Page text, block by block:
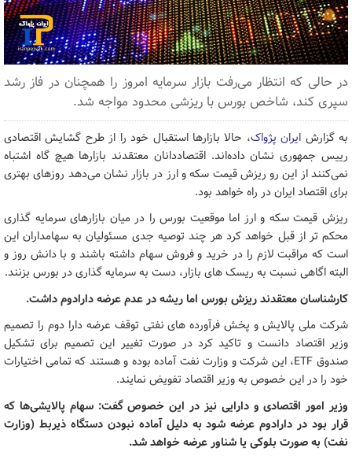
در حالی که انتظار می‌رفت بازار سرمایه امروز را همچنان در فاز رشد
سپری کند، شاخص بورس با ریزشی محدود مواجه شد.
به گزارش ایران پژواک، حالا بازارها استقبال خود را از طرح گشایش اقتصادی
رییس جمهوری نشان داده‌اند. اقتصاددانان معتقدند بازارها هیچ گاه اشتباه
نمی‌کنند از این رو ریزش قیمت سکه و ارز در بازار نشان می‌دهد روزهای بهتری
برای اقتصاد ایران در راه خواهد بود.
ریزش قیمت سکه و ارز اما موقعیت بورس را در میان بازارهای سرمایه گذاری
محکم تر از قبل خواهد کرد هر چند توصیه جدی مسئولیان به سهامداران این
است که مراقبت لازم را در خرید و فروش سهام داشته باشند و با دانش روز و
البته اگاهی نسبت به ریسک های بازار، دست به سرمایه گذاری در بورس بزنند.
کارشناسان معتقدند ریزش بورس اما ریشه در عدم عرضه دارادوم داشت.
شرکت ملی پالایش و پخش فرآورده های نفتی توقف عرضه دارا دوم را تصمیم
وزیر اقتصاد دانست و تاکید کرد در صورت تغییر این تصمیم برای تشکیل
صندوق ETF، این شرکت و وزارت نفت آماده بوده و هستند که تمامی اختیارات
خود را در این خصوص به وزیر اقتصاد تفویض نمایند.
وزیر امور اقتصادی و دارایی نیز در این خصوص گفت: سهام پالایشی‌ها که
قرار بود در دارادوم عرضه شود به دلیل آماده نبودن دستگاه ذیربط (وزارت
نفت) به صورت بلوکی یا شناور عرضه خواهد شد.